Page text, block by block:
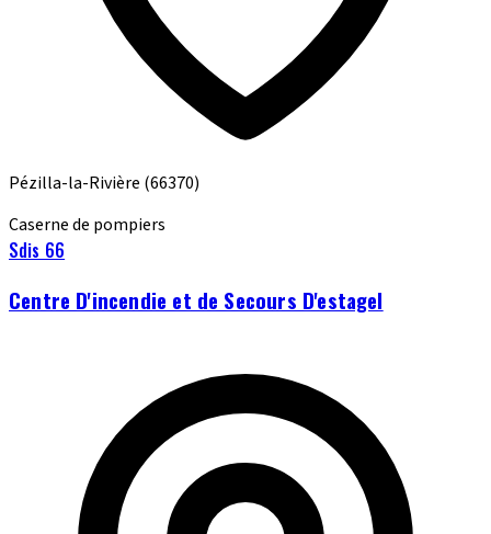
Pézilla-la-Rivière (66370)
Caserne de pompiers
Sdis 66
Centre D'incendie et de Secours D'estagel